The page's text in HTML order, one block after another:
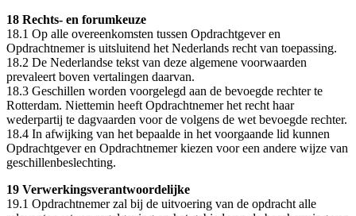
18 Rechts- en forumkeuze
18.1 Op alle overeenkomsten tussen Opdrachtgever en
Opdrachtnemer is uitsluitend het Nederlands recht van toepassing.
18.2 De Nederlandse tekst van deze algemene voorwaarden
prevaleert boven vertalingen daarvan.
18.3 Geschillen worden voorgelegd aan de bevoegde rechter te
Rotterdam. Niettemin heeft Opdrachtnemer het recht haar
wederpartij te dagvaarden voor de volgens de wet bevoegde rechter.
18.4 In afwijking van het bepaalde in het voorgaande lid kunnen
Opdrachtgever en Opdrachtnemer kiezen voor een andere wijze van
geschillenbeslechting.
19 Verwerkingsverantwoordelijke
19.1 Opdrachtnemer zal bij de uitvoering van de opdracht alle